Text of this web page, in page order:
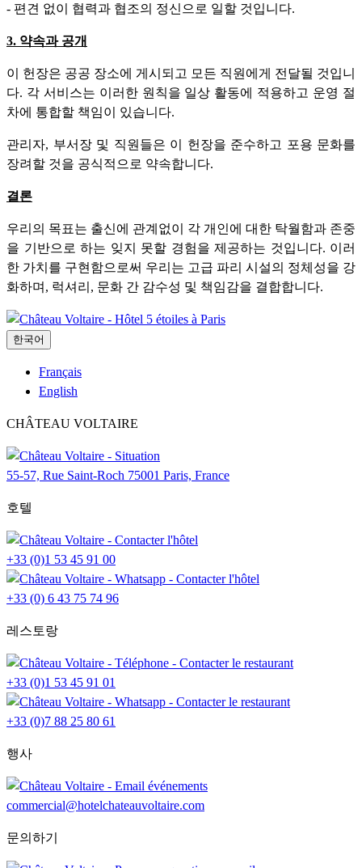
- 편견 없이 협력과 협조의 정신으로 일할 것입니다.
3. 약속과 공개
이 헌장은 공공 장소에 게시되고 모든 직원에게 전달될 것입니
다. 각 서비스는 이러한 원칙을 일상 활동에 적용하고 운영 절
차에 통합할 책임이 있습니다.
관리자, 부서장 및 직원들은 이 헌장을 준수하고 포용 문화를
장려할 것을 공식적으로 약속합니다.
결론
우리의 목표는 출신에 관계없이 각 개인에 대한 탁월함과 존중
을 기반으로 하는 잊지 못할 경험을 제공하는 것입니다. 이러
한 가치를 구현함으로써 우리는 고급 파리 시설의 정체성을 강
화하며, 럭셔리, 문화 간 감수성 및 책임감을 결합합니다.
한국어
Français
English
CHÂTEAU VOLTAIRE
55-57, Rue Saint-Roch 75001 Paris, France
호텔
+33 (0)1 53 45 91 00
+33 (0) 6 43 75 74 96
레스토랑
+33 (0)1 53 45 91 01
+33 (0)7 88 25 80 61
행사
commercial@hotelchateauvoltaire.com
문의하기